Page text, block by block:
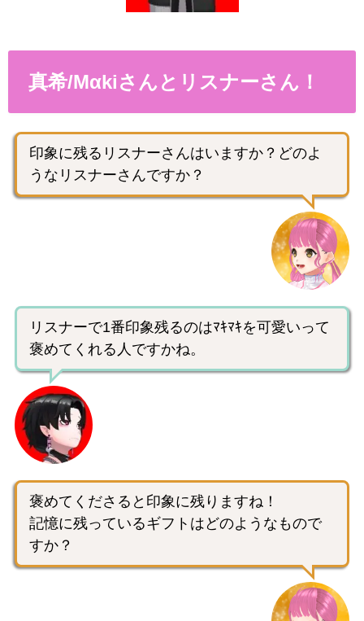
真希/Mαkiさんとリスナーさん！
印象に残るリスナーさんはいますか？どのよ
うなリスナーさんですか？
リスナーで1番印象残るのはﾏｷﾏｷを可愛いって
褒めてくれる人ですかね。
褒めてくださると印象に残りますね！
記憶に残っているギフトはどのようなもので
すか？